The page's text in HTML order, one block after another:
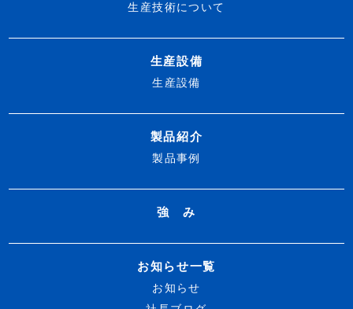
生産技術について
生産設備
生産設備
製品紹介
製品事例
強 み
お知らせ一覧
お知らせ